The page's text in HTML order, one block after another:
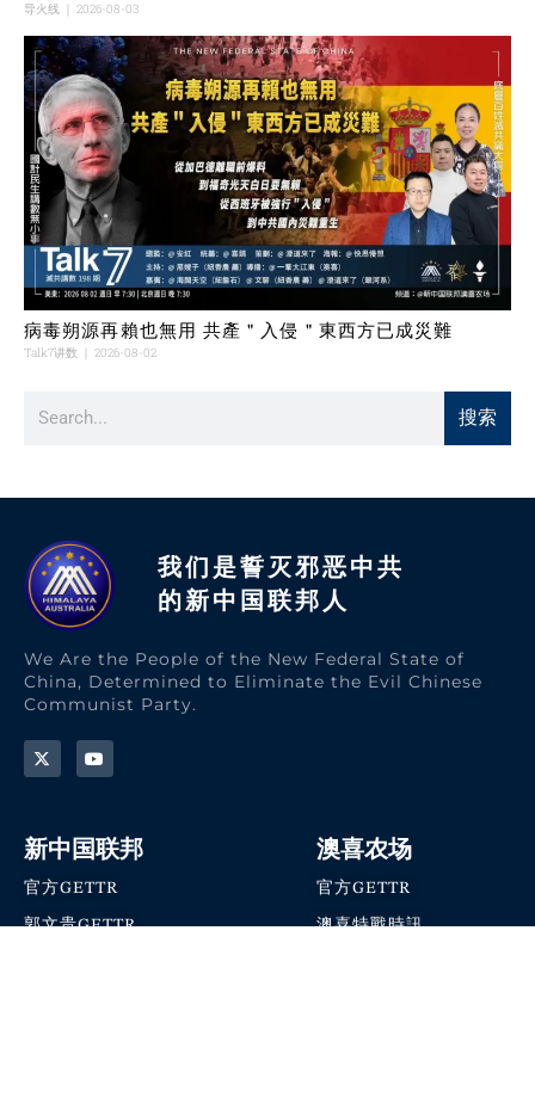
导火线 2026-08-03
病毒朔源再賴也無用 共產＂入侵＂東西方已成災難
Talk7讲数 2026-08-02
搜索
我们是誓灭邪恶中共
的新中国联邦人​
We Are the People of the New Federal State of
China, Determined to Eliminate the Evil Chinese
Communist Party.
新中国联邦
官方GETTR
郭文贵GETTR
澳喜农场
官方GETTR
澳喜特戰時訊